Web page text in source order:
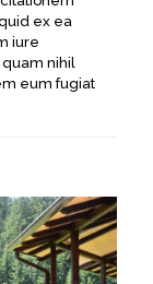
ex ea
iure
nihil
eum fugiat